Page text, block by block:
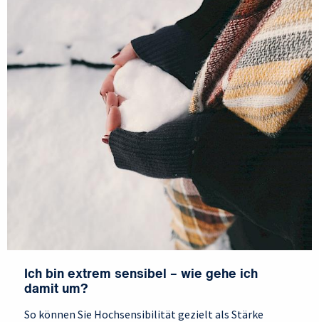
Ich bin extrem sensibel – wie gehe ich
damit um?
So können Sie Hochsensibilität gezielt als Stärke